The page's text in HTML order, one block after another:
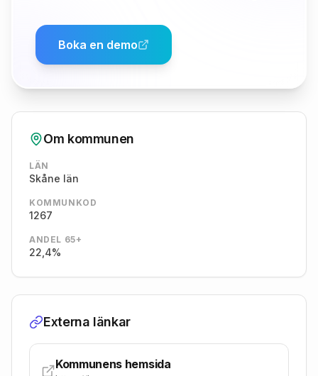
Boka en demo
Om kommunen
LÄN
Skåne län
KOMMUNKOD
1267
ANDEL 65+
22,4%
Externa länkar
Kommunens hemsida